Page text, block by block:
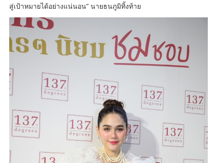
สู่เป้าหมายได้อย่างแน่นอน” นายธนภูมิทิ้งท้าย